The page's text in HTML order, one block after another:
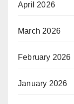
April 2026
March 2026
February 2026
January 2026